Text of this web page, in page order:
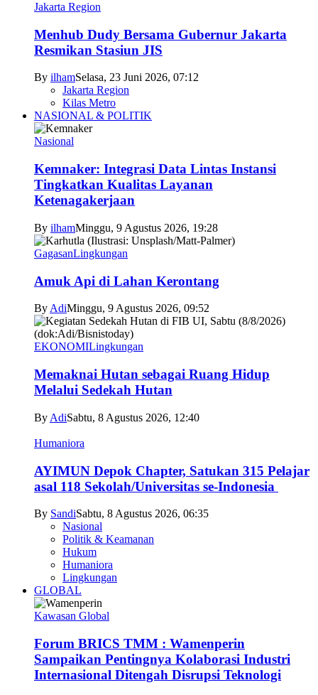
Jakarta Region
Menhub Dudy Bersama Gubernur Jakarta
Resmikan Stasiun JIS
By ilhamSelasa, 23 Juni 2026, 07:12
Jakarta Region
Kilas Metro
NASIONAL & POLITIK
Nasional
Kemnaker: Integrasi Data Lintas Instansi
Tingkatkan Kualitas Layanan
Ketenagakerjaan
By ilhamMinggu, 9 Agustus 2026, 19:28
GagasanLingkungan
Amuk Api di Lahan Kerontang
By AdiMinggu, 9 Agustus 2026, 09:52
EKONOMILingkungan
Memaknai Hutan sebagai Ruang Hidup
Melalui Sedekah Hutan
By AdiSabtu, 8 Agustus 2026, 12:40
Humaniora
AYIMUN Depok Chapter, Satukan 315 Pelajar
asal 118 Sekolah/Universitas se-Indonesia
By SandiSabtu, 8 Agustus 2026, 06:35
Nasional
Politik & Keamanan
Hukum
Humaniora
Lingkungan
GLOBAL
Kawasan Global
Forum BRICS TMM : Wamenperin
Sampaikan Pentingnya Kolaborasi Industri
Internasional Ditengah Disrupsi Teknologi